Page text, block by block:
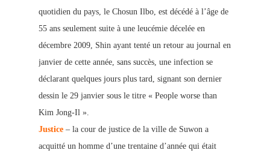
quotidien du pays, le Chosun Ilbo, est décédé à l’âge de
55 ans seulement suite à une leucémie décelée en
décembre 2009, Shin ayant tenté un retour au journal en
janvier de cette année, sans succès, une infection se
déclarant quelques jours plus tard, signant son dernier
dessin le 29 janvier sous le titre « People worse than
Kim Jong-Il ».
Justice – la cour de justice de la ville de Suwon a
acquitté un homme d’une trentaine d’année qui était